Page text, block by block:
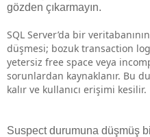
gözden çıkarmayın.
SQL Server’da bir veritabanının
düşmesi; bozuk transaction
yetersiz free space veya
sorunlardan kaynaklanır. Bu
kalır ve kullanıcı erişimi kesilir.
Suspect durumuna düşmüş